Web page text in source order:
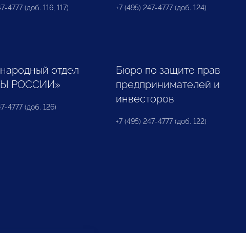
4777 (доб. 116, 117) +7 (495) 247-4777 (доб. 124)
отдел
РОССИИ»
4777 (доб. 126)
Бюро по защите прав
предпринимателей и
инвесторов
+7 (495) 247-4777 (доб. 122)